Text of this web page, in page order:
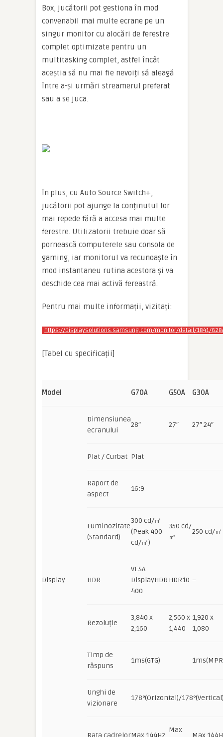
Box, jucătorii pot gestiona în mod
convenabil mai multe ecrane pe un
singur monitor cu alocări de ferestre
complet optimizate pentru un
multitasking complet, astfel încât
aceștia să nu mai fie nevoiți să aleagă
între a-și urmări streamerul preferat
sau a se juca.
În plus, cu Auto Source Switch+,
jucătorii pot ajunge la conținutul lor
mai repede fără a accesa mai multe
ferestre. Utilizatorii trebuie doar să
pornească computerele sau consola de
gaming, iar monitorul va recunoaște în
mod instantaneu rutina acestora și va
deschide cea mai activă fereastră.
Pentru mai multe informații, vizitați:
https://displaysolutions.samsung.com/monitor/detail/1841/
[Tabel cu specificații]
Model G70A G50A G30A
Display
Dimensiunea
ecranului
28″ 27″ 27″ 24″
Plat / Curbat Plat
Raport de
aspect
16:9
Luminozitate
(Standard)
300 cd/㎡
(Peak 400
cd/㎡)
350 cd/
㎡
250 cd/㎡
HDR
VESA
DisplayHDR
400
HDR10 –
Rezoluție
3,840 x
2,160
2,560 x
1,440
1,920 x
1,080
Timp de
răspuns
1ms(GTG)
Unghi de
vizionare
178°(Orizontal)/
Rata cadrelorMax 144Hz
Max
Max